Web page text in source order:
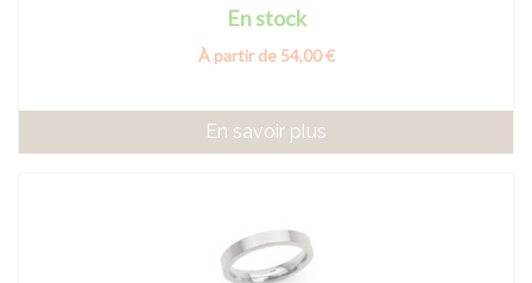
En stock
À partir de 54,00 €
En savoir plus